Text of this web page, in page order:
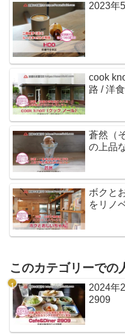
2023年
cook
路 / 洋
蒼然（
の上品
ボクと
をリノ
このカテゴリーでの
2024年
2909